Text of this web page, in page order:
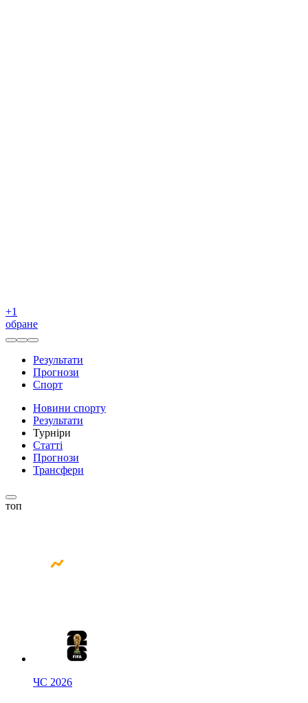
+1
обране
Результати
Прогнози
Спорт
Новини спорту
Результати
Турніри
Статті
Прогнози
Трансфери
топ
ЧС 2026